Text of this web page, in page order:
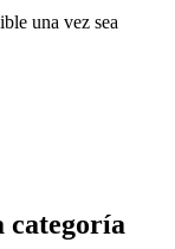
una vez sea
categoría